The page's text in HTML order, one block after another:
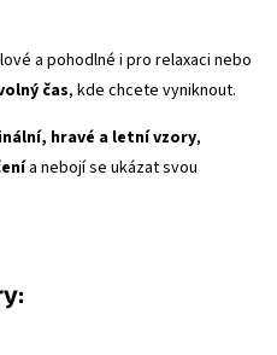
a pohodlné i pro relaxaci nebo
čas, kde chcete vyniknout.
hravé a letní vzory,
a nebojí se ukázat svou